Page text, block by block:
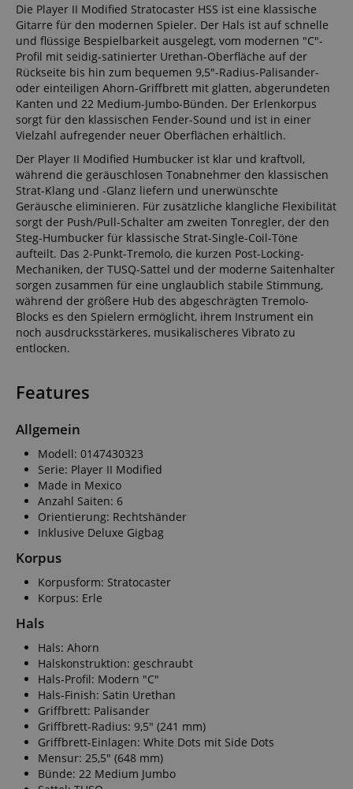
Die Player II Modified Stratocaster HSS ist eine klassische
Gitarre für den modernen Spieler. Der Hals ist auf schnelle
und flüssige Bespielbarkeit ausgelegt, vom modernen "C"-
Profil mit seidig-satinierter Urethan-Oberfläche auf der
Rückseite bis hin zum bequemen 9,5"-Radius-Palisander-
oder einteiligen Ahorn-Griffbrett mit glatten, abgerundeten
Kanten und 22 Medium-Jumbo-Bünden. Der Erlenkorpus
sorgt für den klassischen Fender-Sound und ist in einer
Vielzahl aufregender neuer Oberflächen erhältlich.
Der Player II Modified Humbucker ist klar und kraftvoll,
während die geräuschlosen Tonabnehmer den klassischen
Strat-Klang und -Glanz liefern und unerwünschte
Geräusche eliminieren. Für zusätzliche klangliche Flexibilität
sorgt der Push/Pull-Schalter am zweiten Tonregler, der den
Steg-Humbucker für klassische Strat-Single-Coil-Töne
aufteilt. Das 2-Punkt-Tremolo, die kurzen Post-Locking-
Mechaniken, der TUSQ-Sattel und der moderne Saitenhalter
sorgen zusammen für eine unglaublich stabile Stimmung,
während der größere Hub des abgeschrägten Tremolo-
Blocks es den Spielern ermöglicht, ihrem Instrument ein
noch ausdrucksstärkeres, musikalischeres Vibrato zu
entlocken.
Features
Allgemein
Modell: 0147430323
Serie: Player II Modified
Made in Mexico
Anzahl Saiten: 6
Orientierung: Rechtshänder
Inklusive Deluxe Gigbag
Korpus
Korpusform: Stratocaster
Korpus: Erle
Hals
Hals: Ahorn
Halskonstruktion: geschraubt
Hals-Profil: Modern "C"
Hals-Finish: Satin Urethan
Griffbrett: Palisander
Griffbrett-Radius: 9,5" (241 mm)
Griffbrett-Einlagen: White Dots mit Side Dots
Mensur: 25,5" (648 mm)
Bünde: 22 Medium Jumbo